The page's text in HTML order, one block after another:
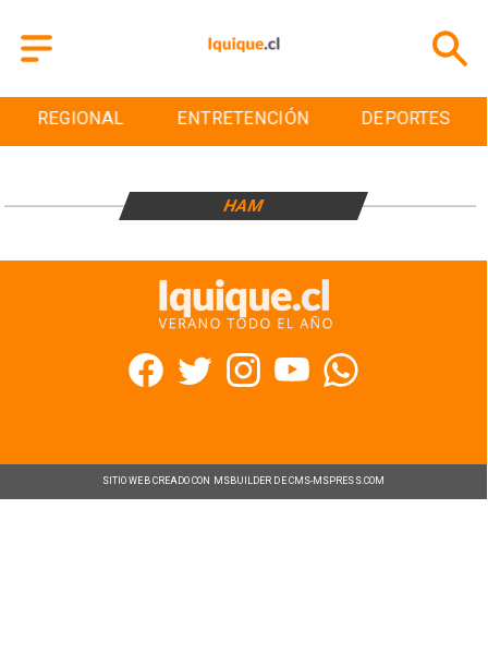
REGIONAL ENTRETENCIÓN DEPORTES
HAM
SITIO WEB CREADO CON MSBUILDER DE CMS-MSPRESS.COM